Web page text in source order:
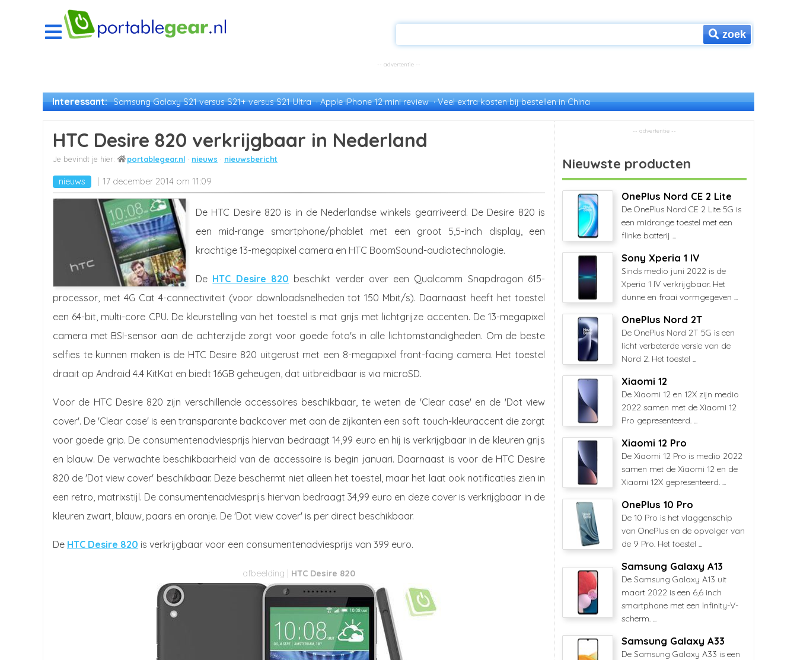
zoek
Interessant: Samsung Galaxy S21 versus S21+ versus S21 Ultra Apple iPhone 12 mini review Veel extra kosten bij bestellen in China
HTC Desire 820 verkrijgbaar in Nederland
portablegear.nl nieuws nieuwsbericht
nieuws 17 december 2014 om 11:09
De HTC Desire 820 is in de Nederlandse winkels gearriveerd. De Desire 820 is
een mid-range smartphone/phablet met een groot 5,5-inch display, een
krachtige 13-megapixel camera en HTC BoomSound-audiotechnologie.
De HTC Desire 820 beschikt verder over een Qualcomm Snapdragon 615-
processor, met 4G Cat 4-connectiviteit (voor downloadsnelheden tot 150 Mbit/s). Daarnaast heeft het toestel
een 64-bit, multi-core CPU. De kleurstelling van het toestel is mat grijs met lichtgrijze accenten. De 13-megapixel
camera met BSI-sensor aan de achterzijde zorgt voor goede foto's in alle lichtomstandigheden. Om de beste
selfies te kunnen maken is de HTC Desire 820 uitgerust met een 8-megapixel front-facing camera. Het toestel
draait op Android 4.4 KitKat en biedt 16GB geheugen, dat uitbreidbaar is via microSD.
Voor de HTC Desire 820 zijn verschillende accessoires beschikbaar, te weten de 'Clear case' en de 'Dot view
cover'. De 'Clear case' is een transparante backcover met aan de zijkanten een soft touch-kleuraccent die zorgt
voor goede grip. De consumentenadviesprijs hiervan bedraagt 14,99 euro en hij is verkrijgbaar in de kleuren grijs
en blauw. De verwachte beschikbaarheid van de accessoire is begin januari. Daarnaast is voor de HTC Desire
820 de 'Dot view cover' beschikbaar. Deze beschermt niet alleen het toestel, maar het laat ook notificaties zien in
een retro, matrixstijl. De consumentenadviesprijs hiervan bedraagt 34,99 euro en deze cover is verkrijgbaar in de
kleuren zwart, blauw, paars en oranje. De 'Dot view cover' is per direct beschikbaar.
De HTC Desire 820 is verkrijgbaar voor een consumentenadviesprijs van 399 euro.
HTC Desire 820
Nieuwste producten
OnePlus Nord CE 2 Lite
De OnePlus Nord CE 2 Lite 5G is
een midrange toestel met een
flinke batterij ...
Sony Xperia 1 IV
Sinds medio juni 2022 is de
Xperia 1 IV verkrijgbaar. Het
dunne en fraai vormgegeven ...
OnePlus Nord 2T
De OnePlus Nord 2T 5G is een
licht verbeterde versie van de
Nord 2. Het toestel ...
Xiaomi 12
De Xiaomi 12 en 12X zijn medio
2022 samen met de Xiaomi 12
Pro gepresenteerd. ...
Xiaomi 12 Pro
De Xiaomi 12 Pro is medio 2022
samen met de Xiaomi 12 en de
Xiaomi 12X gepresenteerd. ...
OnePlus 10 Pro
De 10 Pro is het vlaggenschip
van OnePlus en de opvolger van
de 9 Pro. Het toestel ...
Samsung Galaxy A13
De Samsung Galaxy A13 uit
maart 2022 is een 6,6 inch
smartphone met een Infinity-V-
scherm. ...
Samsung Galaxy A33
De Samsung Galaxy A33 is een